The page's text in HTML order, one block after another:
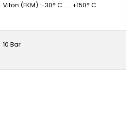
Viton (FKM) :-30° C.......+150° C
10 Bar